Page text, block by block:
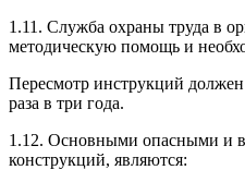
1.11. Служба охраны труда в
методическую помощь и
Пересмотр инструкций должен
раза в три года.
1.12. Основными опасными и
конструкций, являются: